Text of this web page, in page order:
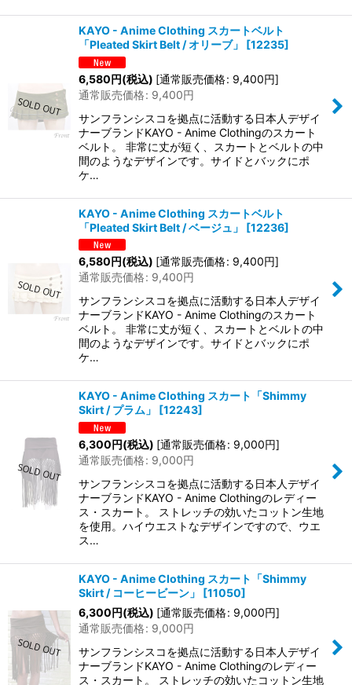
KAYO - Anime Clothing スカートベルト
「Pleated Skirt Belt / オリーブ」
[12235]
6,580円(税込) [通常販売価格: 9,400円]
通常販売価格: 9,400円
サンフランシスコを拠点に活動する日本人デザイ
ナーブランドKAYO - Anime Clothingのスカート
ベルト。 非常に丈が短く、スカートとベルトの中
間のようなデザインです。サイドとバックにポ
ケ…
KAYO - Anime Clothing スカートベルト
「Pleated Skirt Belt / ベージュ」
[12236]
6,580円(税込) [通常販売価格: 9,400円]
通常販売価格: 9,400円
サンフランシスコを拠点に活動する日本人デザイ
ナーブランドKAYO - Anime Clothingのスカート
ベルト。 非常に丈が短く、スカートとベルトの中
間のようなデザインです。サイドとバックにポ
ケ…
KAYO - Anime Clothing スカート「Shimmy
Skirt / プラム」
[12243]
6,300円(税込) [通常販売価格: 9,000円]
通常販売価格: 9,000円
サンフランシスコを拠点に活動する日本人デザイ
ナーブランドKAYO - Anime Clothingのレディー
ス・スカート。 ストレッチの効いたコットン生地
を使用。ハイウエストなデザインですので、ウエ
ス…
KAYO - Anime Clothing スカート「Shimmy
Skirt / コーヒービーン」
[11050]
6,300円(税込) [通常販売価格: 9,000円]
通常販売価格: 9,000円
サンフランシスコを拠点に活動する日本人デザイ
ナーブランドKAYO - Anime Clothingのレディー
ス・スカート。 ストレッチの効いたコットン生地